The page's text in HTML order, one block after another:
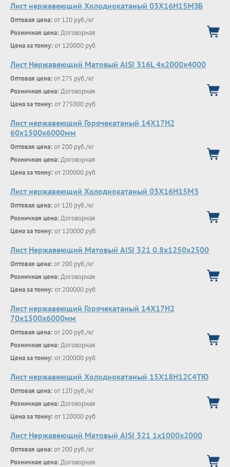
Лист нержавеющий Холоднокатаный 03Х16Н15МЗБ
Оптовая цена: от 120 руб./кг
Розничная цена: Договорная
Цена за тонну: от 120000 руб.
Лист Нержавеющий Матовый AISI 316L 4х2000х4000
Оптовая цена: от 275 руб./кг
Розничная цена: Договорная
Цена за тонну: от 275000 руб.
Лист нержавеющий Горячекатаный 14Х17Н2
60x1500x6000мм
Оптовая цена: от 200 руб./кг
Розничная цена: Договорная
Цена за тонну: от 200000 руб.
Лист нержавеющий Холоднокатаный 03X16H15M3
Оптовая цена: от 120 руб./кг
Розничная цена: Договорная
Цена за тонну: от 120000 руб.
Лист Нержавеющий Матовый AISI 321 0.8х1250х2500
Оптовая цена: от 200 руб./кг
Розничная цена: Договорная
Цена за тонну: от 200000 руб.
Лист нержавеющий Горячекатаный 14Х17Н2
70x1500x6000мм
Оптовая цена: от 200 руб./кг
Розничная цена: Договорная
Цена за тонну: от 200000 руб.
Лист нержавеющий Холоднокатаный 15Х18Н12С4ТЮ
Оптовая цена: от 120 руб./кг
Розничная цена: Договорная
Цена за тонну: от 120000 руб.
Лист Нержавеющий Матовый AISI 321 1х1000х2000
Оптовая цена: от 200 руб./кг
Розничная цена: Договорная